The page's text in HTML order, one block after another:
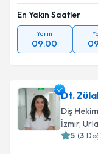
En Yakın Saatler
Yarın
09:00
Dt.
Diş
İzmir, Urla
5 (3